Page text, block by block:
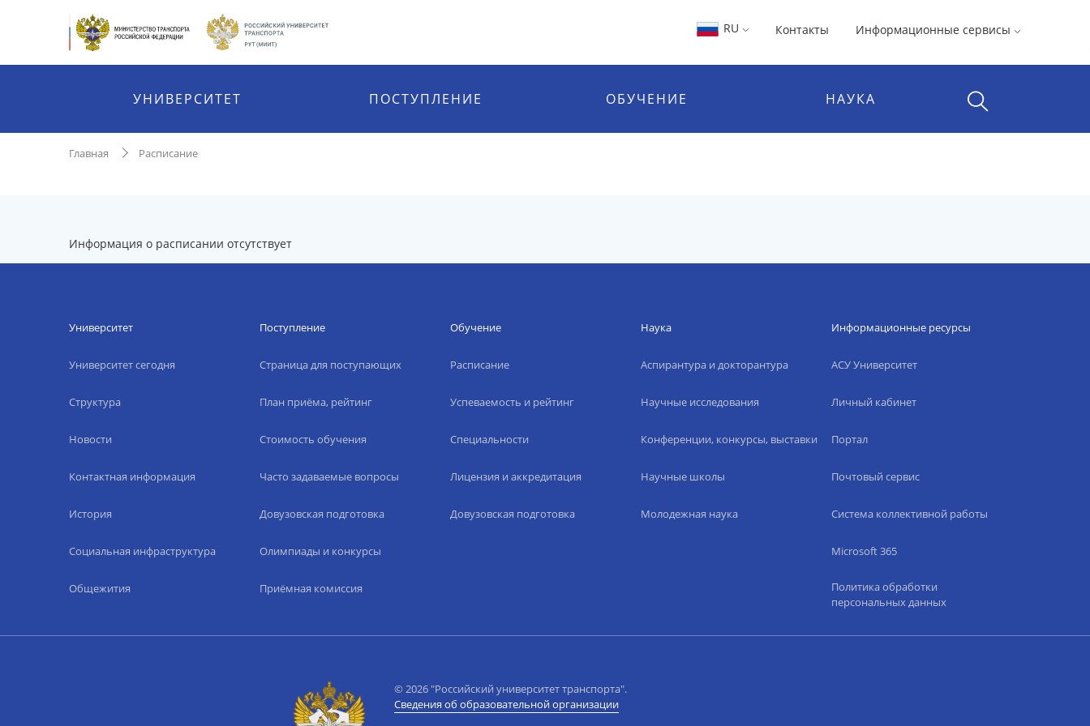
RU Контакты Информационные сервисы
УНИВЕРСИТЕТ ПОСТУПЛЕНИЕ ОБУЧЕНИЕ НАУКА
Главная Расписание
Информация о расписании отсутствует
Университет
Университет сегодня
Структура
Новости
Контактная информация
История
Социальная инфраструктура
Общежития
Поступление
Страница для поступающих
План приёма, рейтинг
Стоимость обучения
Часто задаваемые вопросы
Довузовская подготовка
Олимпиады и конкурсы
Приёмная комиссия
Обучение
Расписание
Успеваемость и рейтинг
Специальности
Лицензия и аккредитация
Довузовская подготовка
Наука
Аспирантура и докторантура
Научные исследования
Конференции, конкурсы, выставки
Научные школы
Молодежная наука
Информационные ресурсы
АСУ Университет
Личный кабинет
Портал
Почтовый сервис
Система коллективной работы
Microsoft 365
Политика обработки
персональных данных
© 2026 "Российский университет транспорта".
Сведения об образовательной организации